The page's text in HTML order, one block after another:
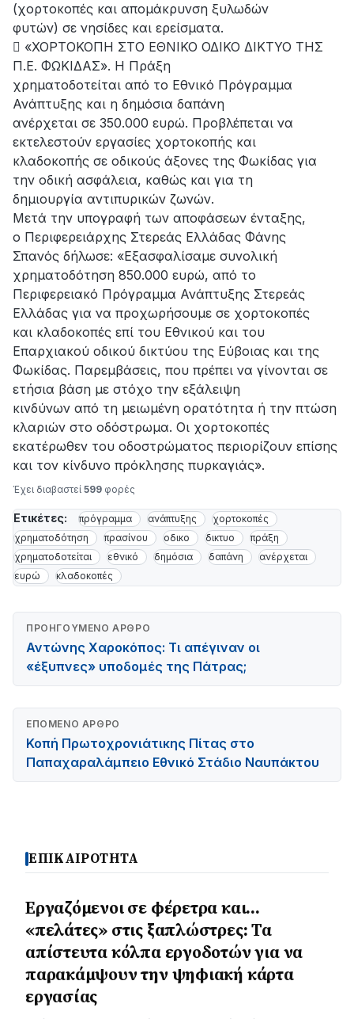
(χορτοκοπές και απομάκρυνση ξυλωδών
φυτών) σε νησίδες και ερείσματα.
 «ΧΟΡΤΟΚΟΠΗ ΣΤΟ ΕΘΝΙΚΟ ΟΔΙΚΟ ΔΙΚΤΥΟ ΤΗΣ
Π.Ε. ΦΩΚΙΔΑΣ». Η Πράξη
χρηματοδοτείται από το Εθνικό Πρόγραμμα
Ανάπτυξης και η δημόσια δαπάνη
ανέρχεται σε 350.000 ευρώ. Προβλέπεται να
εκτελεστούν εργασίες χορτοκοπής και
κλαδοκοπής σε οδικούς άξονες της Φωκίδας για
την οδική ασφάλεια, καθώς και για τη
δημιουργία αντιπυρικών ζωνών.
Μετά την υπογραφή των αποφάσεων ένταξης,
ο Περιφερειάρχης Στερεάς Ελλάδας Φάνης
Σπανός δήλωσε: «Εξασφαλίσαμε συνολική
χρηματοδότηση 850.000 ευρώ, από το
Περιφερειακό Πρόγραμμα Ανάπτυξης Στερεάς
Ελλάδας για να προχωρήσουμε σε χορτοκοπές
και κλαδοκοπές επί του Εθνικού και του
Επαρχιακού οδικού δικτύου της Εύβοιας και της
Φωκίδας. Παρεμβάσεις, που πρέπει να γίνονται σε
ετήσια βάση με στόχο την εξάλειψη
κινδύνων από τη μειωμένη ορατότητα ή την πτώση
κλαριών στο οδόστρωμα. Οι χορτοκοπές
εκατέρωθεν του οδοστρώματος περιορίζουν επίσης
και τον κίνδυνο πρόκλησης πυρκαγιάς».
Έχει διαβαστεί 599 φορές
Ετικέτες: πρόγραμμα ανάπτυξης
χορτοκοπές
χρηματοδότηση
πρασίνου οδικο δικτυο
πράξη
χρηματοδοτείται
εθνικό δημόσια δαπάνη
ανέρχεται
ευρώ
κλαδοκοπές
ΠΡΟΗΓΟΎΜΕΝΟ ΆΡΘΡΟ
Αντώνης Χαροκόπος: Τι απέγιναν οι
«έξυπνες» υποδομές της Πάτρας;
ΕΠΌΜΕΝΟ ΆΡΘΡΟ
Κοπή Πρωτοχρονιάτικης Πίτας στο
Παπαχαραλάμπειο Εθνικό Στάδιο Ναυπάκτου
ΕΠΙΚΑΙΡΟΤΗΤΑ
Εργαζόμενοι σε φέρετρα και…
«πελάτες» στις ξαπλώστρες: Τα
απίστευτα κόλπα εργοδοτών για να
παρακάμψουν την ψηφιακή κάρτα
εργασίας